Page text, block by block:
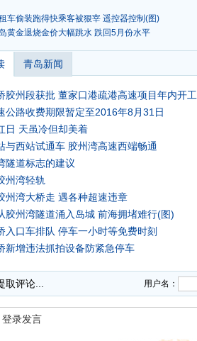
车偷装跑得快乘客被狠宰 遥控器控制(图)
黄金退烧金价大幅跳水 跌回5月份水平
青岛新闻
胶州段获批 董家口港疏港高速项目年内开工
公路收费期限暂定至2016年8月31日
日 天虽冷但却美着
与西站试通车 胶州湾高速西端畅通
隧道标志的建议
州湾轻轨
州湾大桥走 遇各种超速违章
胶州湾隧道涌入岛城 前海拥堵难行(图)
入口车排队 停车一小时等免费时刻
新增违法抓拍设备防紧急停车
取评论... 用户名：